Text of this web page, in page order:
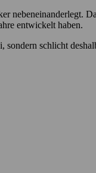
nebeneinanderlegt.
entwickelt haben.
schlicht